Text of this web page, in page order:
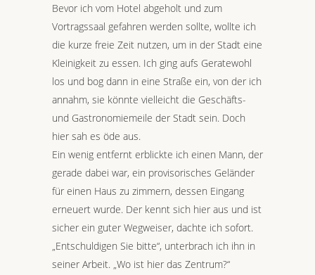
Bevor ich vom Hotel abgeholt und zum
Vortragssaal gefahren werden sollte, wollte ich
die kurze freie Zeit nutzen, um in der Stadt eine
Kleinigkeit zu essen. Ich ging aufs Geratewohl
los und bog dann in eine Straße ein, von der ich
annahm, sie könnte vielleicht die Geschäfts-
und Gastronomiemeile der Stadt sein. Doch
hier sah es öde aus.
Ein wenig entfernt erblickte ich einen Mann, der
gerade dabei war, ein provisorisches Geländer
für einen Haus zu zimmern, dessen Eingang
erneuert wurde. Der kennt sich hier aus und ist
sicher ein guter Wegweiser, dachte ich sofort.
„Entschuldigen Sie bitte“, unterbrach ich ihn in
seiner Arbeit. „Wo ist hier das Zentrum?“